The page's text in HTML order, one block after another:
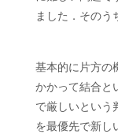
ました．そのう
基本的に片方の
かかって結合と
で厳しいという
を最優先で新し